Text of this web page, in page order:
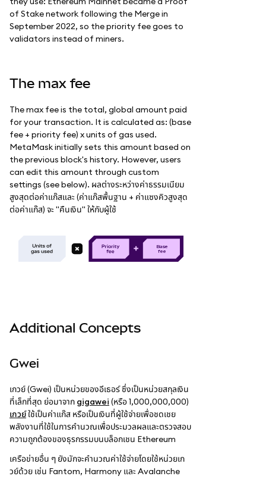
of Stake network following the Merge in
September 2022, so the priority fee goes to
validators instead of miners.
The max fee
The max fee is the total, global amount paid
for your transaction. It is calculated as: (base
fee + priority fee) x units of gas used.
MetaMask initially sets this amount based on
the previous block's history. However, users
can edit this amount through custom
settings (see below). ผลต่างระหว่างค่าธรรมเนียม
สูงสุดต่อค่าแก๊สและ (ค่าแก๊สพื้นฐาน + ค่าแซงคิวสูงสุด
ต่อค่าแก๊ส) จะ "คืนเงิน" ให้กับผู้ใช้
Base
fee
Additional Concepts
Gwei
เกวย์ (Gwei) เป็นหน่วยของอีเธอร์ ซึ่งเป็นหน่วยสกุลเงิน
ที่เล็กที่สุด ย่อมาจาก gigawei (หรือ 1,000,000,000)
เกวย์ใช้เป็นค่าแก๊ส หรือเป็นเงินที่ผู้ใช้จ่ายเพื่อชดเชย
พลังงานที่ใช้ในการคำนวณเพื่อประมวลผลและตรวจสอบ
ความถูกต้องของธุรกรรมบนบล็อกเชน Ethereum
เครือข่ายอื่น ๆ ยังมักจะคำนวณค่าใช้จ่ายโดยใช้หน่วยเก
วย์ด้วย เช่น Fantom, Harmony และ Avalanche